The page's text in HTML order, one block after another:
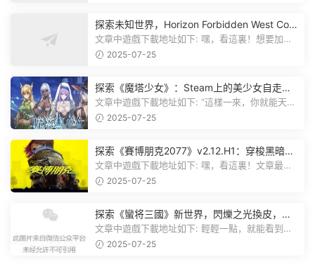
探索未知世界，Horizon Forbidden West Com
plete Edition正式發布！
文章中遊戲下載地址如下: 嘿，看這裏！想要加入
遊戲資源分享群，就點文章最後那...
2025-07-25
探索《魔塔少女》：Steam上的美少女自走
棋，戰鬥與策略的雙重盛宴！
文章中遊戲下載地址如下: “這樣一來，你就能天天
2025-07-25
探索《賽博朋克2077》v2.12.H1：穿梭黑暗都
市，感受未來世界的震撼
文章中遊戲下載地址如下: 嘿，看這裏！文章最後
有個圖片，點一下就能加入我們的...
2025-07-25
探索《蠻将三國》新世界，閃爍之光換皮，共
赴手遊盛宴！
文章中遊戲下載地址如下: 輕輕一點，就能看到原
文。 滑動一下屏幕，就能看到...
2025-07-25